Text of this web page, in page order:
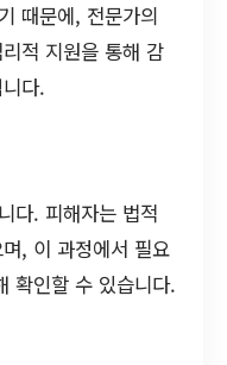
때문에, 전문가의
적 지원을 통해 감
다.
다. 피해자는 법적
, 이 과정에서 필요
확인할 수 있습니다.